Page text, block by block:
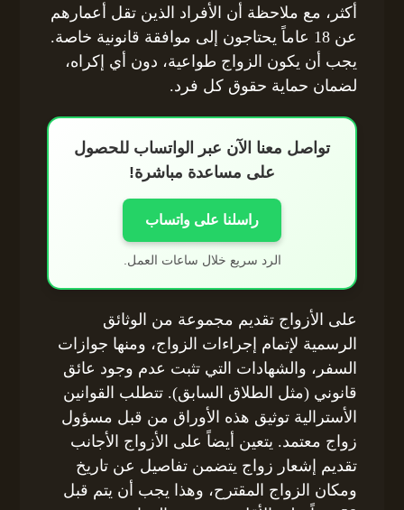
أكثر، مع ملاحظة أن الأفراد الذين تقل أعمارهم
عن 18 عاماً يحتاجون إلى موافقة قانونية خاصة.
يجب أن يكون الزواج طواعية، دون أي إكراه،
لضمان حماية حقوق كل فرد.
تواصل معنا الآن عبر الواتساب للحصول
على مساعدة مباشرة!
راسلنا على واتساب
الرد سريع خلال ساعات العمل.
على الأزواج تقديم مجموعة من الوثائق
الرسمية لإتمام إجراءات الزواج، ومنها جوازات
السفر، والشهادات التي تثبت عدم وجود عائق
قانوني (مثل الطلاق السابق). تتطلب القوانين
الأسترالية توثيق هذه الأوراق من قبل مسؤول
زواج معتمد. يتعين أيضاً على الأزواج الأجانب
تقديم إشعار زواج يتضمن تفاصيل عن تاريخ
ومكان الزواج المقترح، وهذا يجب أن يتم قبل